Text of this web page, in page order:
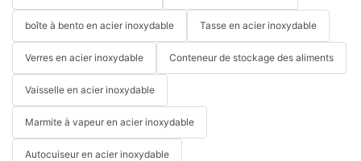
boîte à bento en acier inoxydable Tasse en acier inoxydable
Verres en acier inoxydable Conteneur de stockage des aliments
Vaisselle en acier inoxydable
Marmite à vapeur en acier inoxydable
Autocuiseur en acier inoxydable